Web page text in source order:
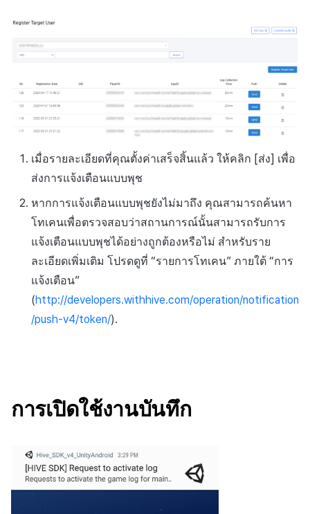
เมื่อรายละเอียดที่คุณตั้งค่าเสร็จสิ้นแล้ว ให้คลิก [ส่ง] เพื่อ
ส่งการแจ้งเตือนแบบพุช
หากการแจ้งเตือนแบบพุชยังไม่มาถึง คุณสามารถค้นหา
โทเคนเพื่อตรวจสอบว่าสถานการณ์นั้นสามารถรับการ
แจ้งเตือนแบบพุชได้อย่างถูกต้องหรือไม่ สำหรับราย
ละเอียดเพิ่มเติม โปรดดูที่ “รายการโทเคน” ภายใต้ “การ
แจ้งเตือน”
(http://developers.withhive.com/operation/notification
/push-v4/token/).
การเปิดใช้งานบันทึก